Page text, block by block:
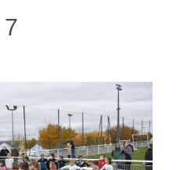
7